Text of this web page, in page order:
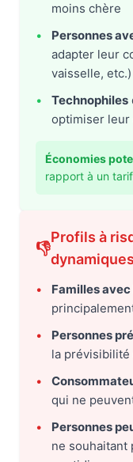
moins chère
•
Personnes
adapter leur
vaisselle, etc.)
•
Technophiles
optimiser leur
Économies
rapport à un
👎
Profils à
dynamiques
• Familles
•
Personnes
la prévisibilité
•
qui ne
•
Personnes
ne souhaitant